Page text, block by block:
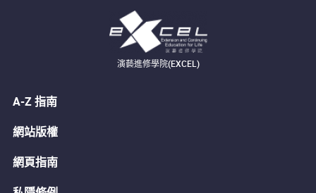
演藝進修學院(EXCEL)
A-Z 指南
網站版權
網頁指南